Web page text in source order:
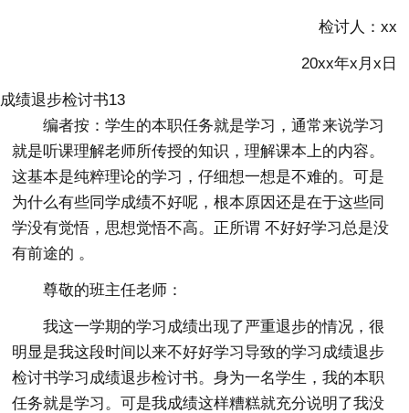
检讨人：xx
20xx年x月x日
成绩退步检讨书13
编者按：学生的本职任务就是学习，通常来说学习
就是听课理解老师所传授的知识，理解课本上的内容。
这基本是纯粹理论的学习，仔细想一想是不难的。可是
为什么有些同学成绩不好呢，根本原因还是在于这些同
学没有觉悟，思想觉悟不高。正所谓 不好好学习总是没
有前途的 。
尊敬的班主任老师：
我这一学期的学习成绩出现了严重退步的情况，很
明显是我这段时间以来不好好学习导致的学习成绩退步
检讨书学习成绩退步检讨书。身为一名学生，我的本职
任务就是学习。可是我成绩这样糟糕就充分说明了我没